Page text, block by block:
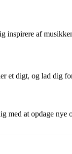
inspirere af
et digt, og lad dig
med at opdage nye